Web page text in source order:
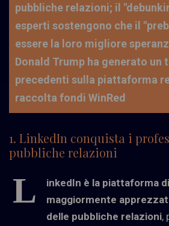
pubbliche relazioni; il
esperti sostengono che il
essere la loro migliore
Donald Trump ha generato un
precedenti sulla piattaforma
raccolta fondi WinRed
1. LinkedIn conquista i
pubbliche relazioni
L
inkedIn è la piattaforma
maggiormente
delle pubbliche relazioni,